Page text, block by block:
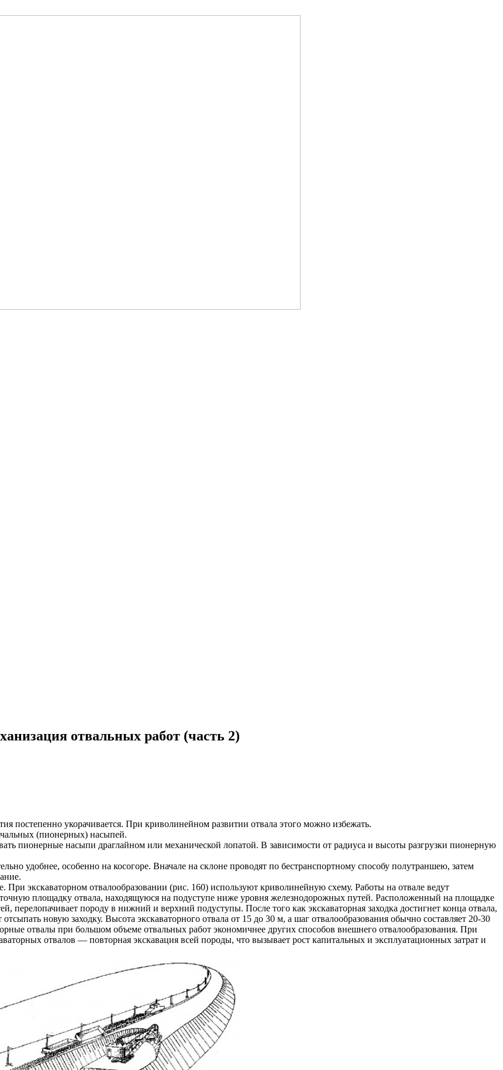
отвальных работ (часть 2)
постепенно укорачивается. При криволинейном развитии отвала этого можно избежать.
(пионерных) насыпей.
пионерные насыпи драглайном или механической лопатой. В зависимости от радиуса и высоты разгрузки пионерную
удобнее, особенно на косогоре. Вначале на склоне проводят по бестранспортному способу полутраншею, затем
экскаваторном отвалообразовании (рис. 160) используют криволинейную схему. Работы на отвале ведут
площадку отвала, находящуюся на подуступе ниже уровня железнодорожных путей. Расположенный на площадке
перелопачивает породу в нижний и верхний подуступы. После того как экскаваторная заходка достигнет конца отвала,
новую заходку. Высота экскаваторного отвала от 15 до 30 м, а шаг отвалообразования обычно составляет 20-30
отвалы при большом объеме отвальных работ экономичнее других способов внешнего отвалообразования. При
отвалов — повторная экскавация всей породы, что вызывает рост капитальных и эксплуатационных затрат и